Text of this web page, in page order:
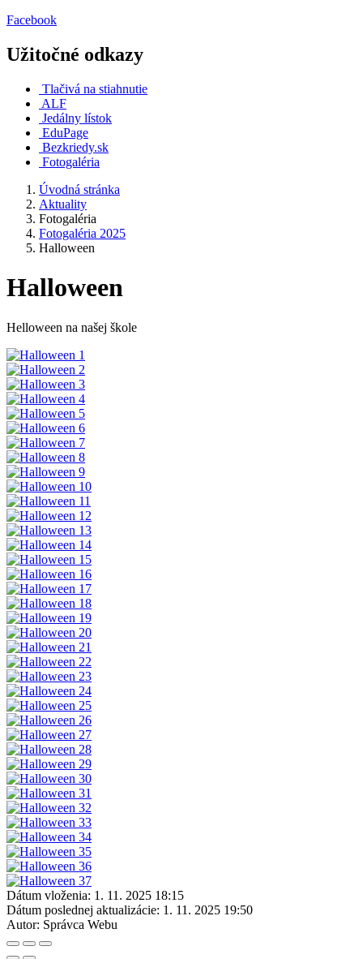
Facebook
Užitočné odkazy
Tlačivá na stiahnutie
ALF
Jedálny lístok
EduPage
Bezkriedy.sk
Fotogaléria
Úvodná stránka
Aktuality
Fotogaléria
Fotogaléria 2025
Halloween
Halloween
Helloween na našej škole
Dátum vloženia: 1. 11. 2025 18:15
Dátum poslednej aktualizácie: 1. 11. 2025 19:50
Autor: Správca Webu